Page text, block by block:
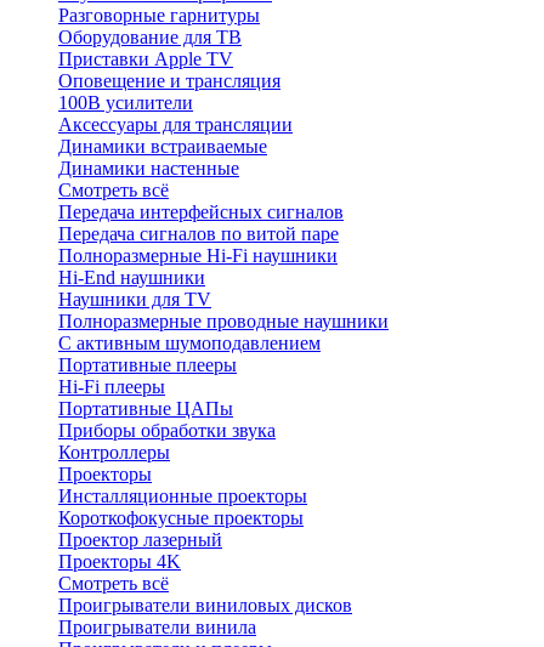
Разговорные гарнитуры
Оборудование для ТВ
Приставки Apple TV
Оповещение и трансляция
100В усилители
Аксессуары для трансляции
Динамики встраиваемые
Динамики настенные
Смотреть всё
Передача интерфейсных сигналов
Передача сигналов по витой паре
Полноразмерные Hi-Fi наушники
Hi-End наушники
Наушники для TV
Полноразмерные проводные наушники
С активным шумоподавлением
Портативные плееры
Hi-Fi плееры
Портативные ЦАПы
Приборы обработки звука
Контроллеры
Проекторы
Инсталляционные проекторы
Короткофокусные проекторы
Проектор лазерный
Проекторы 4K
Смотреть всё
Проигрыватели виниловых дисков
Проигрыватели винила